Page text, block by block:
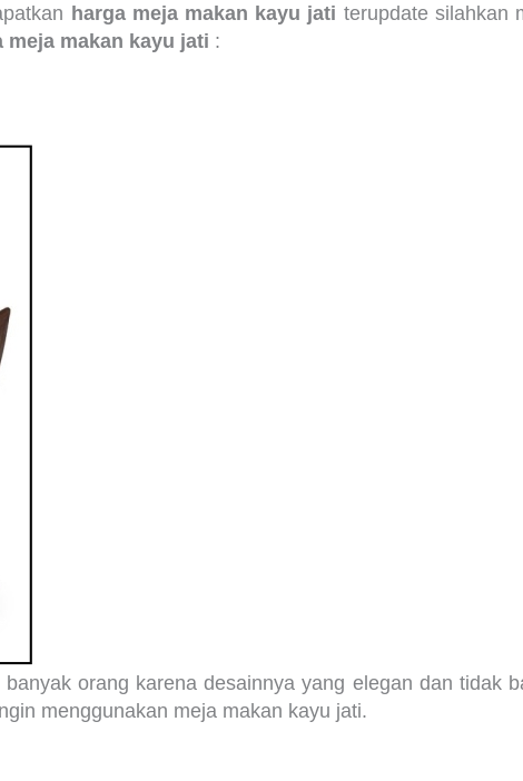
harga meja makan kayu jati terupdate silahkan
meja makan kayu jati :
orang karena desainnya yang elegan dan tidak
menggunakan meja makan kayu jati.